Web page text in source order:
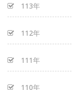
113年
112年
111年
110年